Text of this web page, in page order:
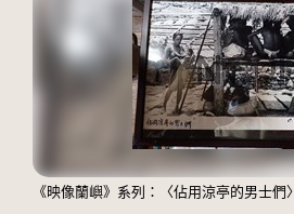
《映像蘭嶼》系列：〈佔用涼亭的男士們〉